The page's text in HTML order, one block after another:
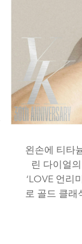
왼손에 티타
린 다이얼
‘LOVE 언리
로 골드 클래